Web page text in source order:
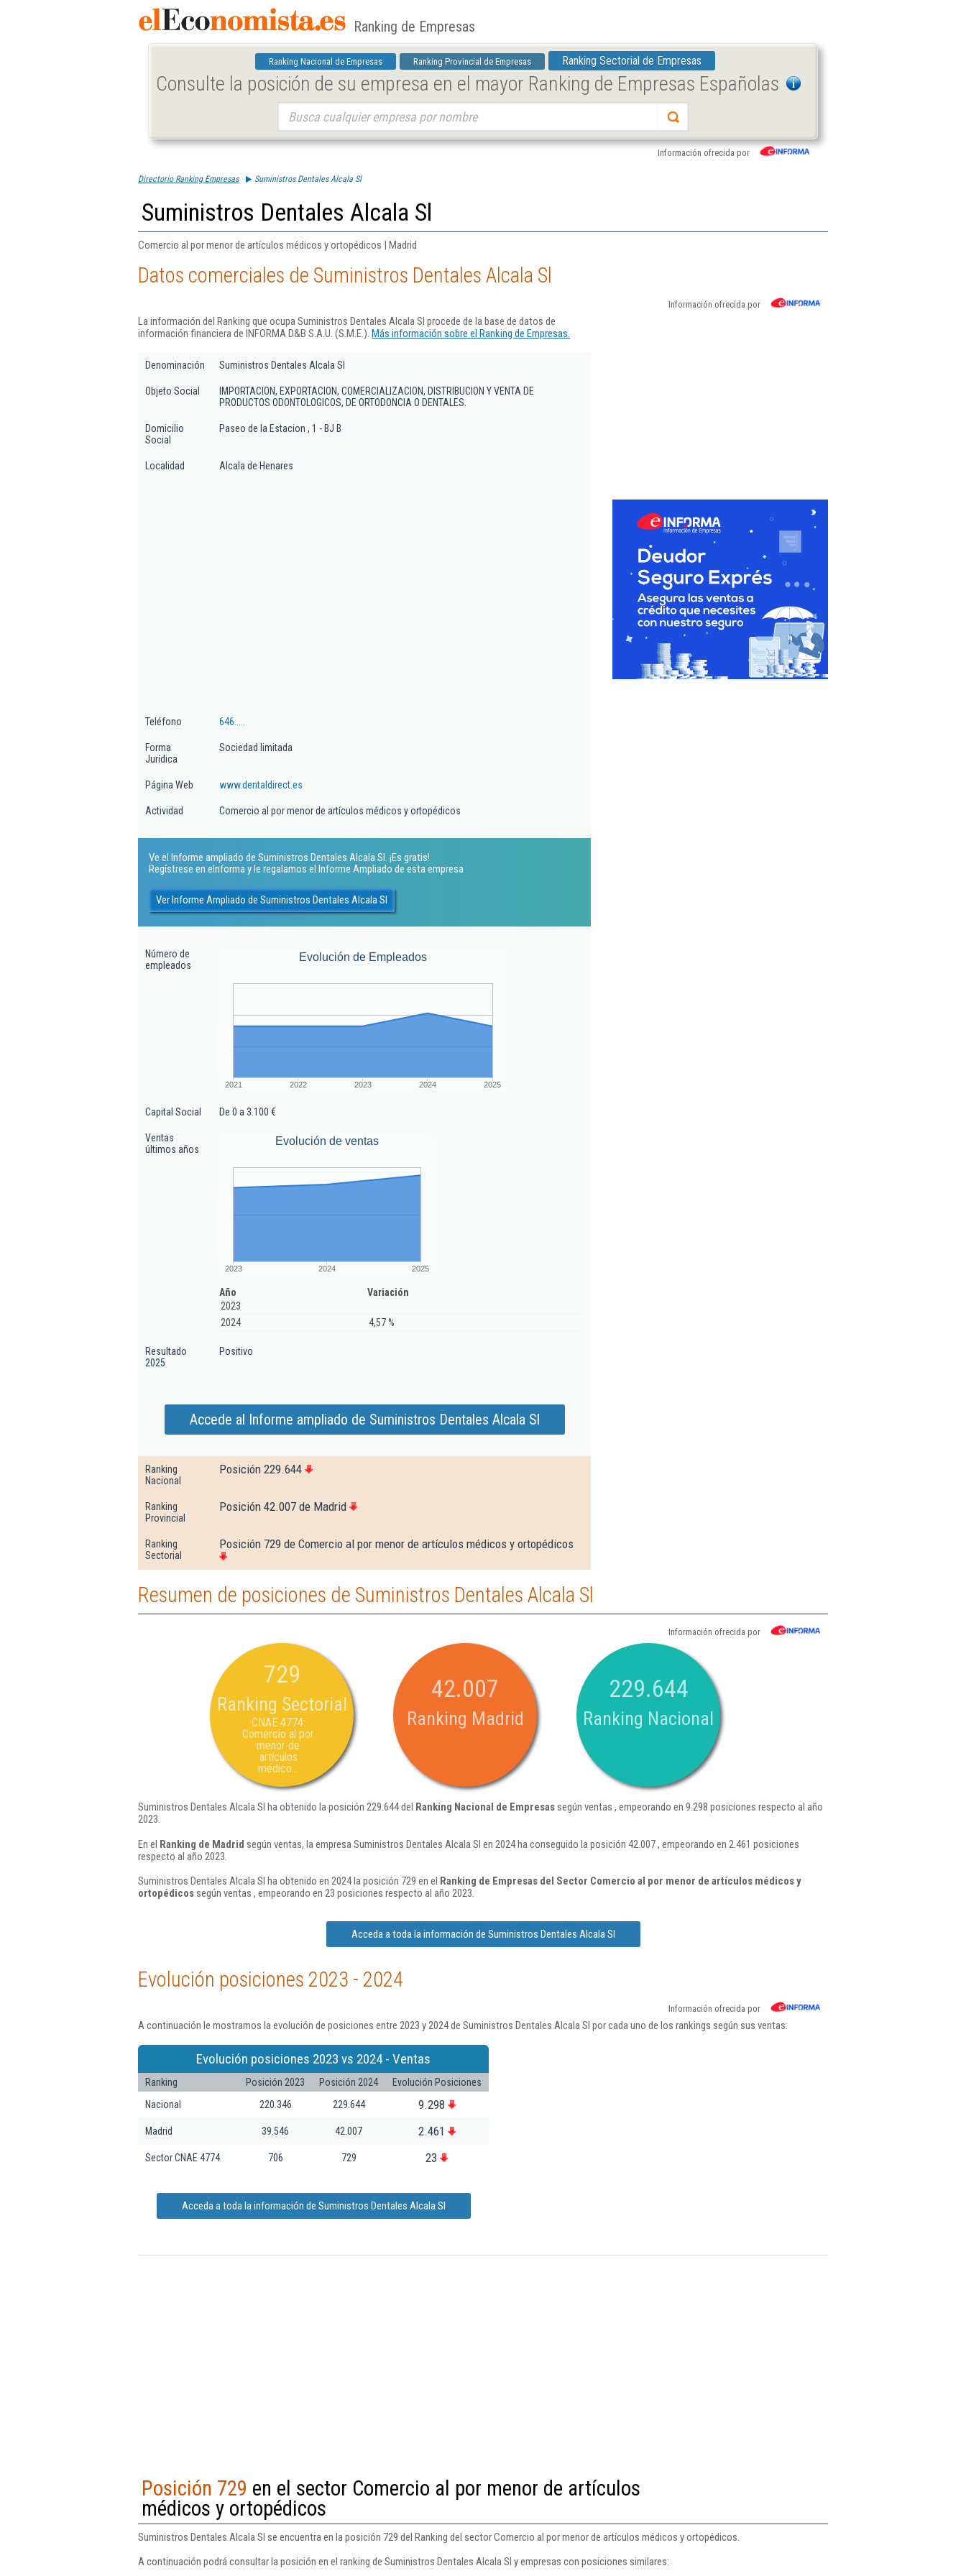
Ranking de Empresas
Ranking Nacional de Empresas Ranking Provincial de Empresas Ranking Sectorial de Empresas
Consulte la posición de su empresa en el mayor Ranking de Empresas Españolas
Información ofrecida por
Directorio Ranking Empresas Suministros Dentales Alcala Sl
Suministros Dentales Alcala Sl
Comercio al por menor de artículos médicos y ortopédicos | Madrid
Datos comerciales de Suministros Dentales Alcala Sl
Información ofrecida por
La información del Ranking que ocupa Suministros Dentales Alcala Sl procede de la base de datos de
información financiera de INFORMA D&B S.A.U. (S.M.E.). Más información sobre el Ranking de Empresas.
Denominación Suministros Dentales Alcala Sl
Objeto Social
IMPORTACION, EXPORTACION, COMERCIALIZACION, DISTRIBUCION Y VENTA DE
PRODUCTOS ODONTOLOGICOS, DE ORTODONCIA O DENTALES.
Domicilio
Social
Paseo de la Estacion , 1 - BJ B
Localidad Alcala de Henares
Teléfono 646.....
Forma
Jurídica
Sociedad limitada
Página Web www.dentaldirect.es
Actividad Comercio al por menor de artículos médicos y ortopédicos
Ve el Informe ampliado de Suministros Dentales Alcala Sl. ¡Es gratis!
Regístrese en eInforma y le regalamos el Informe Ampliado de esta empresa
Ver Informe Ampliado de Suministros Dentales Alcala Sl
Número de
empleados
Evolución de Empleados
2021 2022 2023 2024 2025
Capital Social De 0 a 3.100 €
Ventas
últimos años
Evolución de ventas
2023 2024 2025
Año
Variación
2023
2024
4,57 %
Resultado
2025
Positivo
Accede al Informe ampliado de Suministros Dentales Alcala Sl
Ranking
Nacional
Posición 229.644
Ranking
Provincial
Posición 42.007 de Madrid
Ranking
Sectorial
Posición 729 de Comercio al por menor de artículos médicos y ortopédicos
Resumen de posiciones de Suministros Dentales Alcala Sl
Información ofrecida por
729
Ranking Sectorial
CNAE 4774:
Comercio al por
menor de
artículos
médico...
42.007
Ranking Madrid
229.644
Ranking Nacional
Suministros Dentales Alcala Sl ha obtenido la posición 229.644 del Ranking Nacional de Empresassegún ventas , empeorando en 9.298 posiciones respecto al año
2023.
En el Ranking de Madrid según ventas, la empresa Suministros Dentales Alcala Sl en 2024 ha conseguido la posición 42.007 , empeorando en 2.461 posiciones
respecto al año 2023.
Suministros Dentales Alcala Sl ha obtenido en 2024 la posición 729 en el Ranking de Empresas del Sector Comercio al por menor de artículos médicos y
ortopédicossegún ventas , empeorando en 23 posiciones respecto al año 2023.
Acceda a toda la información de Suministros Dentales Alcala Sl
Evolución posiciones 2023 - 2024
Información ofrecida por
A continuación le mostramos la evolución de posiciones entre 2023 y 2024 de Suministros Dentales Alcala Sl por cada uno de los rankings según sus ventas:
Evolución posiciones 2023 vs 2024 - Ventas
Ranking Posición 2023 Posición 2024
Evolución Posiciones
Nacional
220.346 229.644 9.298
Madrid 39.546 42.007 2.461
Sector CNAE 4774 706 729 23
Acceda a toda la información de Suministros Dentales Alcala Sl
Posición 729 en el sector Comercio al por menor de artículos
médicos y ortopédicos
Suministros Dentales Alcala Sl se encuentra en la posición 729 del Ranking del sector Comercio al por menor de artículos médicos y ortopédicos.
A continuación podrá consultar la posición en el ranking de Suministros Dentales Alcala Sl y empresas con posiciones similares: